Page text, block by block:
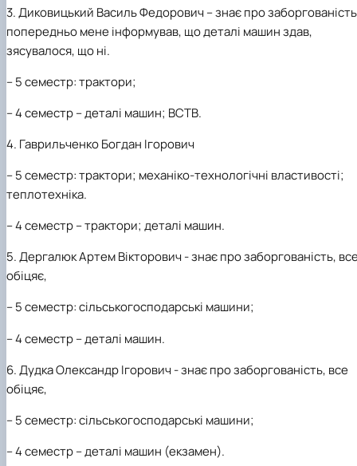
3. Диковицький Василь Федорович –знає про
попередньо мене інформував, що деталі машин здав,
зясувалося, що ні.
– 5 семестр: трактори;
– 4 семестр – деталі машин; ВСТВ.
4. Гаврильченко Богдан Ігорович
– 5 семестр: трактори; механіко-технологічні властивості;
теплотехніка.
– 4 семестр – трактори; деталі машин.
5. Дергалюк Артем Вікторович -знає про заборгованість,
обіцяє,
– 5 семестр: сільськогосподарські машини;
– 4 семестр – деталі машин.
6. Дудка Олександр Ігорович -знає про заборгованість, все
обіцяє,
– 5 семестр: сільськогосподарські машини;
– 4 семестр – деталі машин (екзамен).